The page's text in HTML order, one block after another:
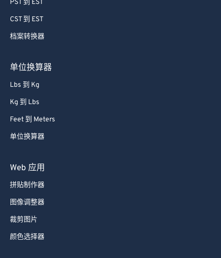
PST 到 EST
CST 到 EST
档案转换器
单位换算器
Lbs 到 Kg
Kg 到 Lbs
Feet 到 Meters
单位换算器
Web 应用
拼贴制作器
图像调整器
裁剪图片
颜色选择器